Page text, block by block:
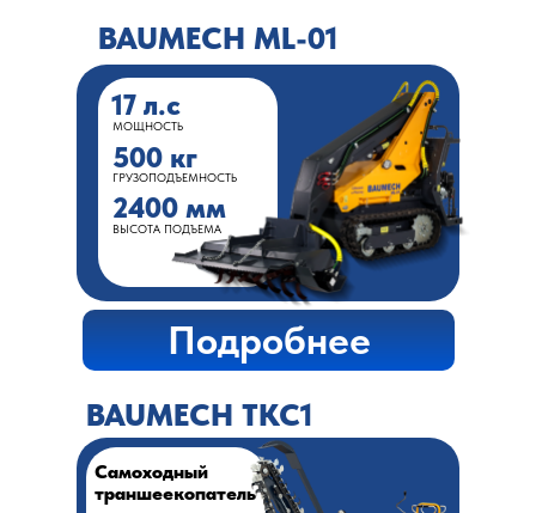
BAUMECH TKC1
Самоходный
траншеекопатель
Подробнее
BAUMECH ML-01
17 л.с
500 кг
2400 мм
МОЩНОСТЬ
ГРУЗОПОДЪЕМНОСТЬ
ВЫСОТА ПОДЪЕМА